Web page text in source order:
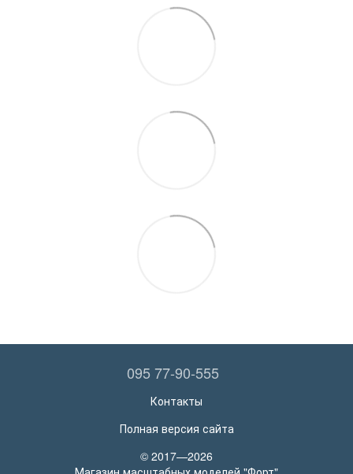
095 77-90-555
Контакты
Полная версия сайта
© 2017—2026